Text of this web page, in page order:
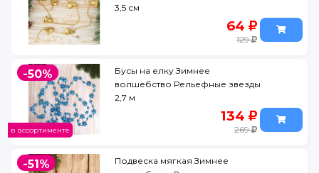
3,5 см
64
129
-50%
в ассортименте
Бусы на елку Зимнее
волшебство Рельефные звезды
2,7 м
134
269
-51%
Подвеска мягкая Зимнее